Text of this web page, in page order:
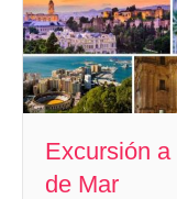
Excursión
de Mar